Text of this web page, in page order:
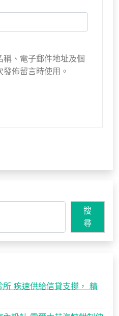
稱、電子郵件地址及個
佈留言時使用。
搜
尋
疾速供給信貸支撐， 精